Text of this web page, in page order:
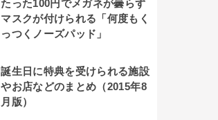
たった100円でメガネが曇らず
マスクが付けられる「何度もく
っつくノーズパッド」
誕生日に特典を受けられる施設
やお店などのまとめ（2015年8
月版）